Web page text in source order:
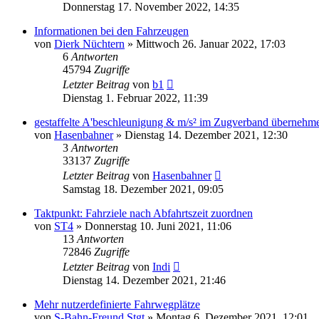
Donnerstag 17. November 2022, 14:35
Informationen bei den Fahrzeugen
von Dierk Nüchtern » Mittwoch 26. Januar 2022, 17:03
6 Antworten
45794 Zugriffe
Letzter Beitrag von b1
Dienstag 1. Februar 2022, 11:39
gestaffelte A'beschleunigung & m/s² im Zugverband
von Hasenbahner» Dienstag 14. Dezember 2021, 12:30
3 Antworten
33137 Zugriffe
Letzter Beitrag von Hasenbahner
Samstag 18. Dezember 2021, 09:05
Taktpunkt: Fahrziele nach Abfahrtszeit zuordnen
von ST4 » Donnerstag 10. Juni 2021, 11:06
13 Antworten
72846 Zugriffe
Letzter Beitrag von Indi
Dienstag 14. Dezember 2021, 21:46
Mehr nutzerdefinierte Fahrwegplätze